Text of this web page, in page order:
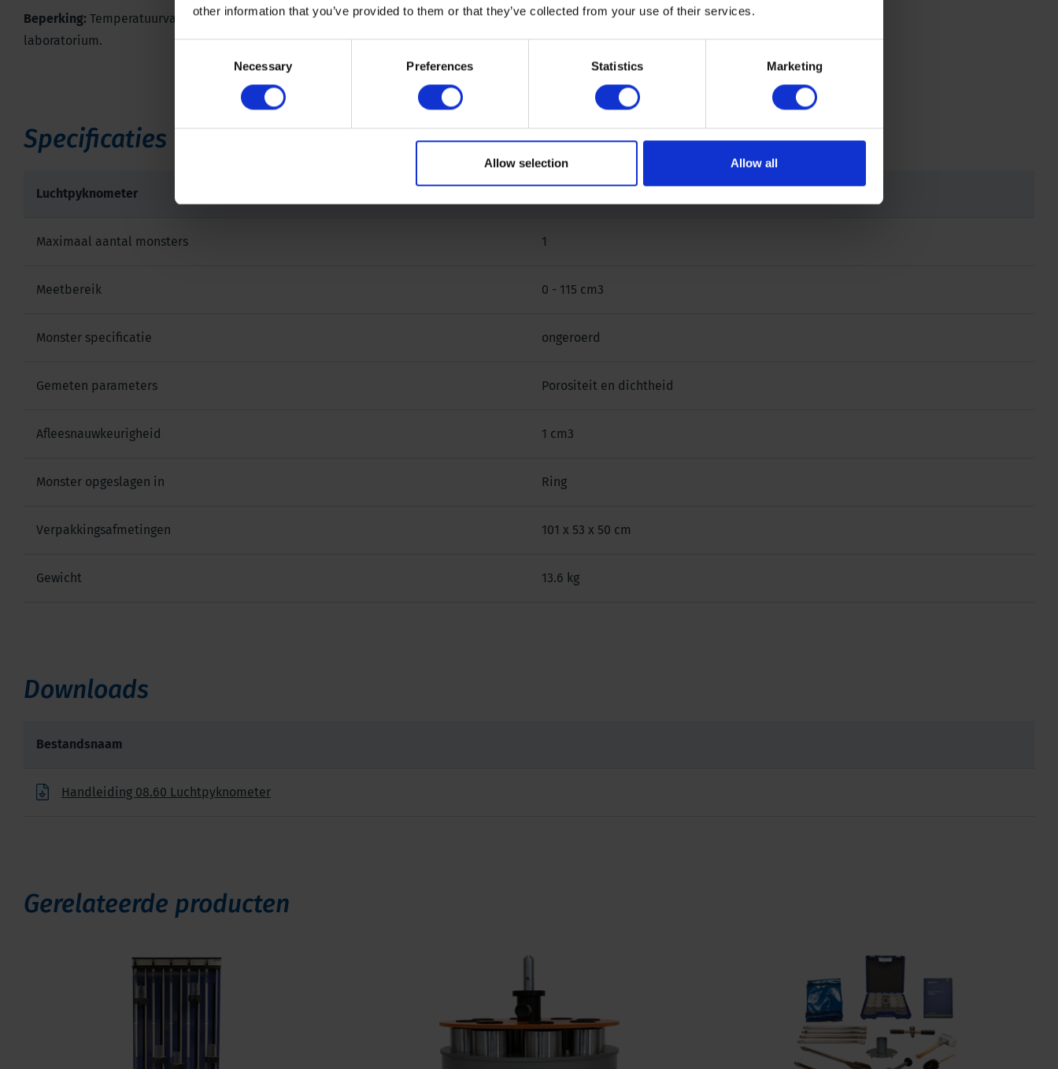
other information that you’ve provided to them or that they’ve collected from your use of their services.
Necessary Preferences Statistics Marketing
Allow selection Allow all
Beperking: Temperatuurvariaties beïnvloeden de metingen, dit kan worden voorkomen door een thermostaat in het
laboratorium.
Specificaties
Luchtpyknometer
Maximaal aantal monsters 1
Meetbereik 0 - 115 cm3
Monster specificatie ongeroerd
Gemeten parameters Porositeit en dichtheid
Afleesnauwkeurigheid 1 cm3
Monster opgeslagen in Ring
Verpakkingsafmetingen 101 x 53 x 50 cm
Gewicht 13.6 kg
Downloads
Bestandsnaam
Handleiding 08.60 Luchtpyknometer
Gerelateerde producten